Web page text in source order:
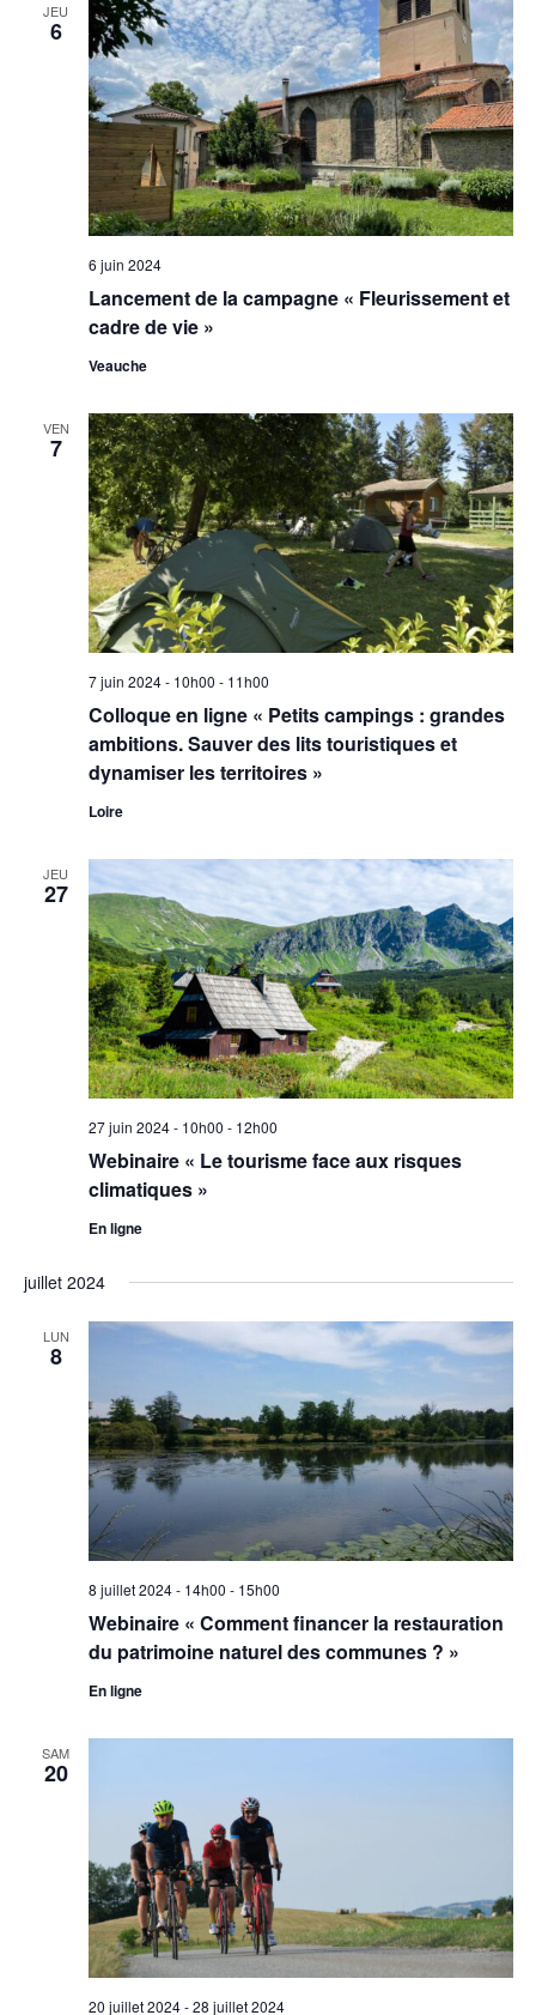
JEU
6
Lancement de la campagne « Fleurissement et
cadre de vie »
6 juin 2024
Veauche
VEN
7
Colloque en ligne « Petits campings : grandes
ambitions. Sauver des lits touristiques et
dynamiser les territoires »
7 juin 2024 - 10h00 - 11h00
Loire
JEU
27
Webinaire « Le tourisme face aux risques
climatiques »
27 juin 2024 - 10h00 - 12h00
En ligne
juillet 2024
LUN
8
Webinaire « Comment financer la restauration
du patrimoine naturel des communes ? »
8 juillet 2024 - 14h00 - 15h00
En ligne
SAM
20
20 juillet 2024-28 juillet 2024